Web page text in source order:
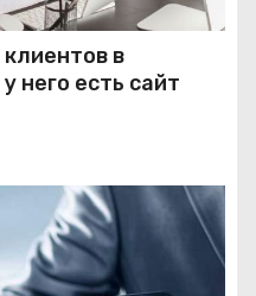
в
него есть сайт